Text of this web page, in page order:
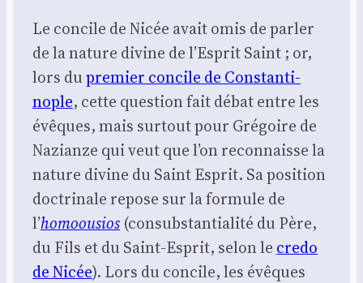
Le concile de Nicée avait omis de par­ler
de la nature divine de l’Es­prit Saint ; or,
lors dupre­mier concile de Constan­ti­
nople, cette ques­tion fait débat entre les
évêques, mais sur­tout pour Gré­goire de
Nazianze qui veut que l’on recon­naisse la
nature divine du Saint Esprit. Sa posi­tion
doc­tri­nale repose sur la for­mule de
l’homoou­sios (consub­stan­tia­li­té du Père,
du Fils et du Saint-Esprit, selon le cre­do
de Nicée). Lors du concile, les évêques